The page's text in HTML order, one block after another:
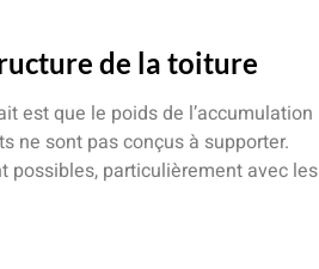
de la toiture
est que le poids de l’accumulation
ne sont pas conçus à supporter.
possibles, particulièrement avec les